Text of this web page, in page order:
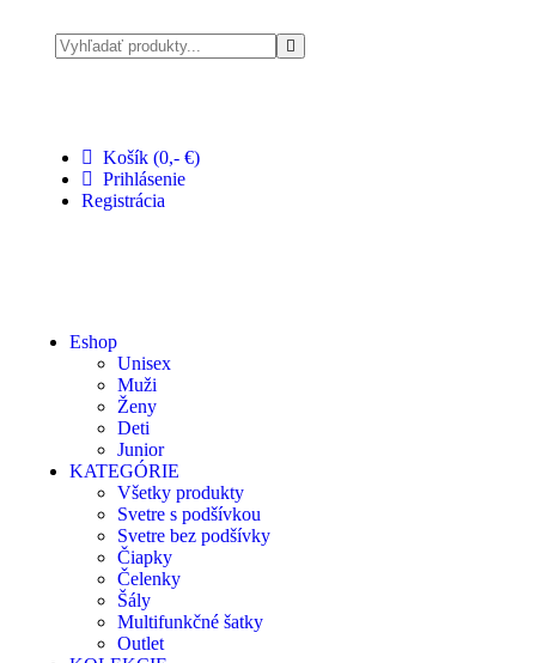
Košík (0,- €)
Prihlásenie
Registrácia
Eshop
Unisex
Muži
Ženy
Deti
Junior
KATEGÓRIE
Všetky produkty
Svetre s podšívkou
Svetre bez podšívky
Čiapky
Čelenky
Šály
Multifunkčné šatky
Outlet